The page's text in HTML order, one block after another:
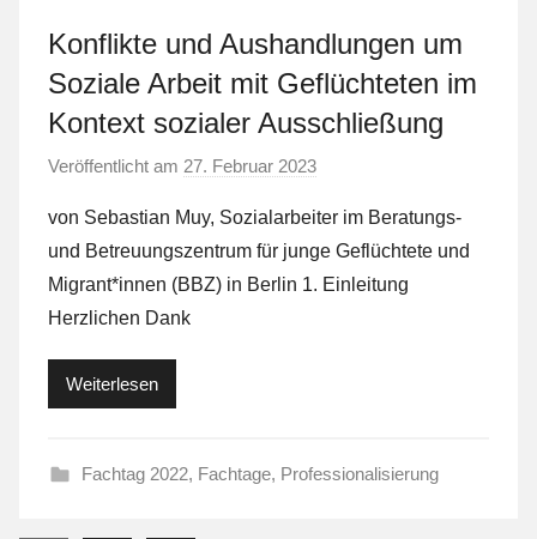
Konflikte und Aushandlungen um
Soziale Arbeit mit Geflüchteten im
Kontext sozialer Ausschließung
Veröffentlicht am 27. Februar 2023
n
L
a
von Sebastian Muy, Sozialarbeiter im Beratungs-
und Betreuungszentrum für junge Geflüchtete und
Migrant*innen (BBZ) in Berlin 1. Einleitung
Herzlichen Dank
Weiterlesen
Fachtag 2022, Fachtage, Professionalisierung